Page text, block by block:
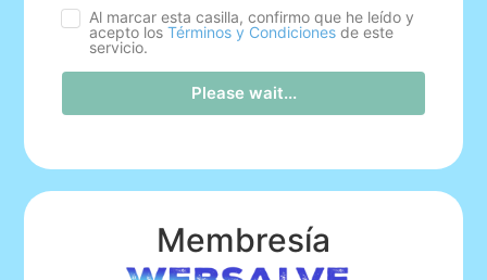
Al marcar esta casilla, confirmo que he leído y
acepto losTérminos y Condiciones de este
servicio.
Please wait...
Membresía